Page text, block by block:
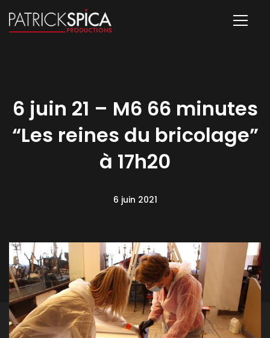
6 juin 21 – M6 66 minutes
“Les reines du bricolage”
à 17h20
6 juin 2021